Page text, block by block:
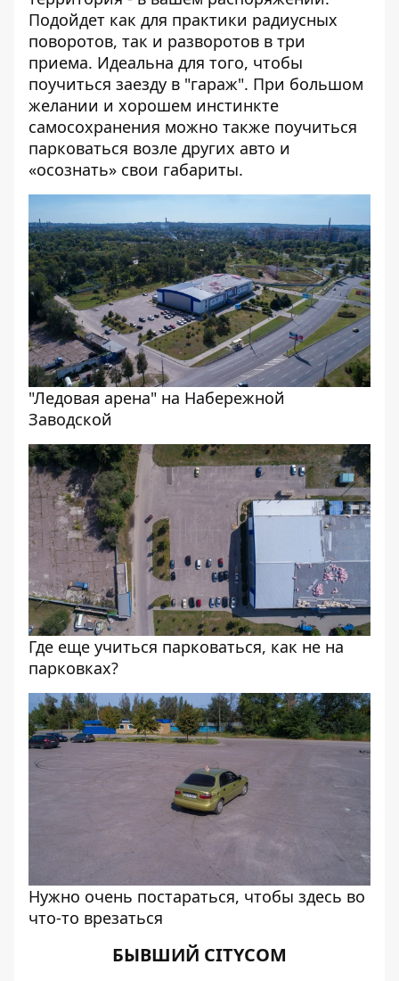
Подойдет как для практики радиусных
поворотов, так и разворотов в три
приема. Идеальна для того, чтобы
поучиться заезду в "гараж". При большом
желании и хорошем инстинкте
самосохранения можно также поучиться
парковаться возле других авто и
«осознать» свои габариты.
"Ледовая арена" на Набережной
Заводской
Где еще учиться парковаться, как не на
парковках?
Нужно очень постараться, чтобы здесь во
что-то врезаться
БЫВШИЙ CITYCOM